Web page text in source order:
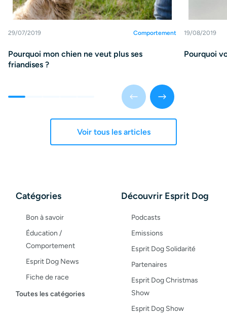
Catégories
Bon à savoir
Éducation /
Comportement
Esprit Dog News
Fiche de race
Maladies du chien
Toutes les catégories
Découvrir Esprit Dog
Podcasts
Emissions
Esprit Dog Solidarité
Partenaires
Esprit Dog Christmas
Show
Esprit Dog Show
29/07/2019 Comportement
Pourquoi mon chien ne veut plus ses
friandises ?
19/08/2019
Pourquoi
Voir tous les articles